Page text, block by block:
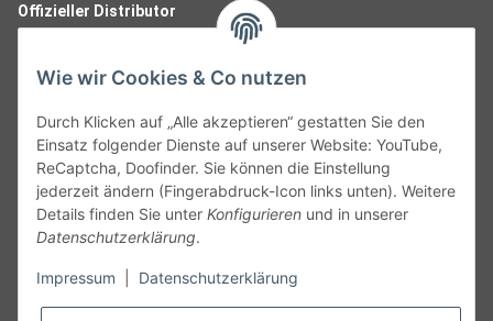
Offizieller Distributor
Follow Us
Wie wir Cookies & Co nutzen
Durch Klicken auf „Alle akzeptieren“ gestatten Sie den
Einsatz folgender Dienste auf unserer Website: YouTube,
ReCaptcha, Doofinder. Sie können die Einstellung
jederzeit ändern (Fingerabdruck-Icon links unten). Weitere
Details finden Sie unter Konfigurieren und in unserer
Datenschutzerklärung.
Impressum Datenschutzerklärung